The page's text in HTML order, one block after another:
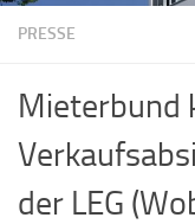
PRESSE
Mieterbund
der LEG